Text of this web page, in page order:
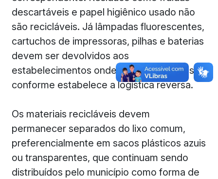
descartáveis e papel higiênico usado não
são recicláveis. Já lâmpadas fluorescentes,
cartuchos de impressoras, pilhas e baterias
devem ser devolvidos aos
estabelecimentos onde foram adquiridos,
conforme estabelece a logística reversa.
Os materiais recicláveis devem
permanecer separados do lixo comum,
preferencialmente em sacos plásticos azuis
ou transparentes, que continuam sendo
distribuídos pelo município como forma de